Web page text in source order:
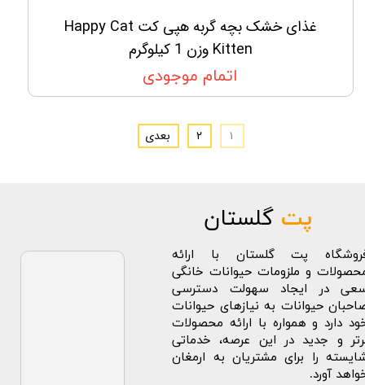
غذای خشک بچه گربه هپی کت Happy Cat
Kitten وزن 1 کیلوگرم
اتمام موجودی
۱ ۲ بعدی
پت گلستان
پت گلستان با ارائه
و ملزومات حیوانات خانگی
در ایجاد سهولت دسترسی
حیوانات به نیازهای حیوانات
دارد و همواره با ارائه محصولات
و جدید در این عرصه، خدماتی
را برای مشتریان به ارمغان
آورد.